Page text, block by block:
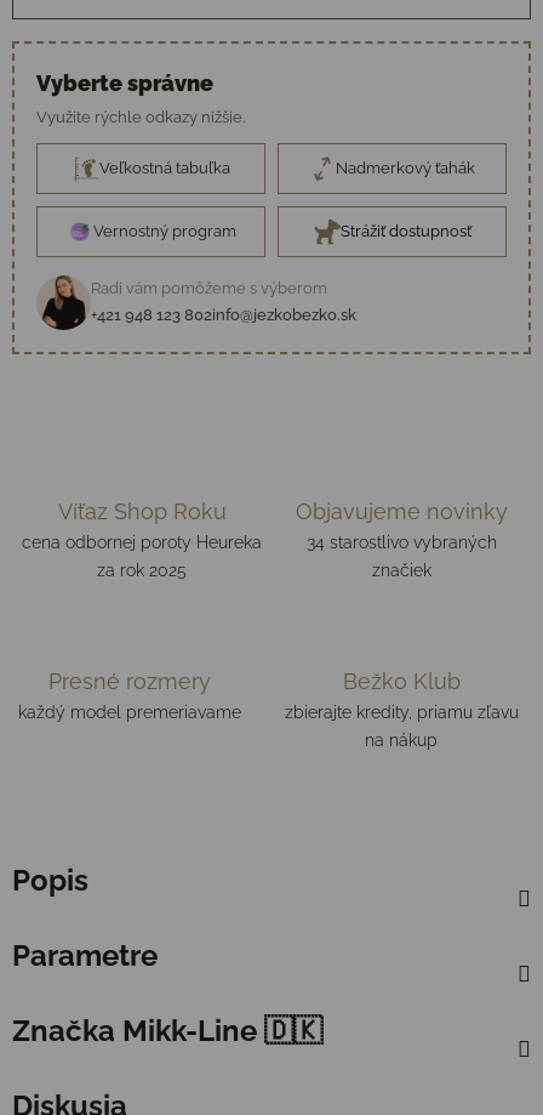
Vyberte správne
Využite rýchle odkazy nižšie.
Veľkostná tabuľka Nadmerkový ťahák
Vernostný program Strážiť dostupnosť
Radi vám pomôžeme s výberom
+421 948 123 802info@jezkobezko.sk
Víťaz Shop Roku
cena odbornej poroty Heureka
za rok 2025
Objavujeme novinky
34 starostlivo vybraných
značiek
Presné rozmery
každý model premeriavame
Bežko Klub
zbierajte kredity, priamu zľavu
na nákup
Popis
Parametre
Značka Mikk-Line 🇩🇰
Diskusia